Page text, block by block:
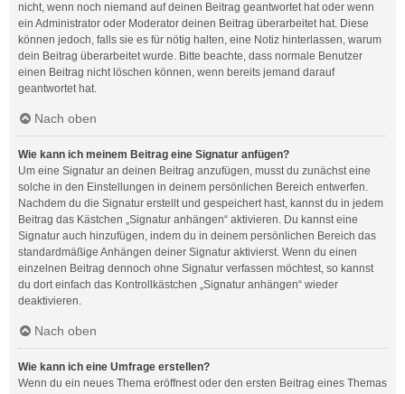
nicht, wenn noch niemand auf deinen Beitrag geantwortet hat oder wenn
ein Administrator oder Moderator deinen Beitrag überarbeitet hat. Diese
können jedoch, falls sie es für nötig halten, eine Notiz hinterlassen, warum
dein Beitrag überarbeitet wurde. Bitte beachte, dass normale Benutzer
einen Beitrag nicht löschen können, wenn bereits jemand darauf
geantwortet hat.
Nach oben
Wie kann ich meinem Beitrag eine Signatur anfügen?
Um eine Signatur an deinen Beitrag anzufügen, musst du zunächst eine
solche in den Einstellungen in deinem persönlichen Bereich entwerfen.
Nachdem du die Signatur erstellt und gespeichert hast, kannst du in jedem
Beitrag das Kästchen „Signatur anhängen“ aktivieren. Du kannst eine
Signatur auch hinzufügen, indem du in deinem persönlichen Bereich das
standardmäßige Anhängen deiner Signatur aktivierst. Wenn du einen
einzelnen Beitrag dennoch ohne Signatur verfassen möchtest, so kannst
du dort einfach das Kontrollkästchen „Signatur anhängen“ wieder
deaktivieren.
Nach oben
Wie kann ich eine Umfrage erstellen?
Wenn du ein neues Thema eröffnest oder den ersten Beitrag eines Themas